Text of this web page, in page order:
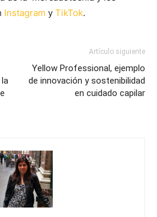
Instagram y TikTok.
Artículo siguiente
Yellow Professional, ejemplo
de innovación y sostenibilidad
en cuidado capilar